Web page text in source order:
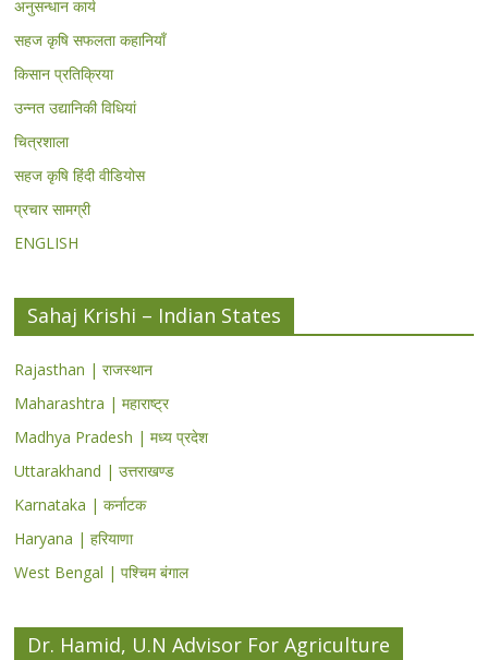
अनुसन्धान कार्य
सहज कृषि सफलता कहानियाँ
किसान प्रतिक्रिया
उन्नत उद्यानिकी विधियां
चित्रशाला
सहज कृषि हिंदी वीडियोस
प्रचार सामग्री
ENGLISH
Sahaj Krishi – Indian States
Rajasthan | राजस्थान
Maharashtra | महाराष्ट्र
Madhya Pradesh | मध्य प्रदेश
Uttarakhand | उत्तराखण्ड
Karnataka | कर्नाटक
Haryana | हरियाणा
West Bengal | पश्चिम बंगाल
Dr. Hamid, U.N Advisor For Agriculture